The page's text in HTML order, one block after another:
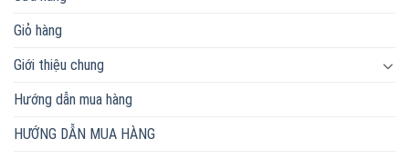
Giỏ hàng
Giới thiệu chung
Hướng dẫn mua hàng
HƯỚNG DẪN MUA HÀNG